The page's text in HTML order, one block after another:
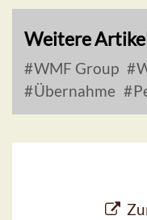
Weitere
WMF Group
Übernahme